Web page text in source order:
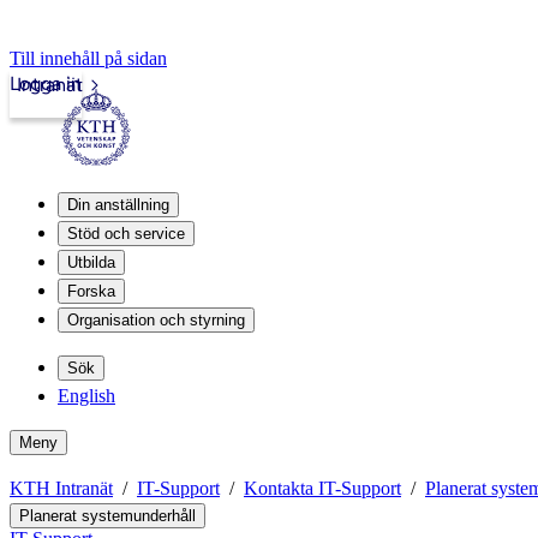
Till innehåll på sidan
Intranät
Logga in
Din anställning
Stöd och service
Utbilda
Forska
Organisation och styrning
Sök
English
Meny
KTH Intranät IT-Support Kontakta IT-Support Planerat
Planerat systemunderhåll